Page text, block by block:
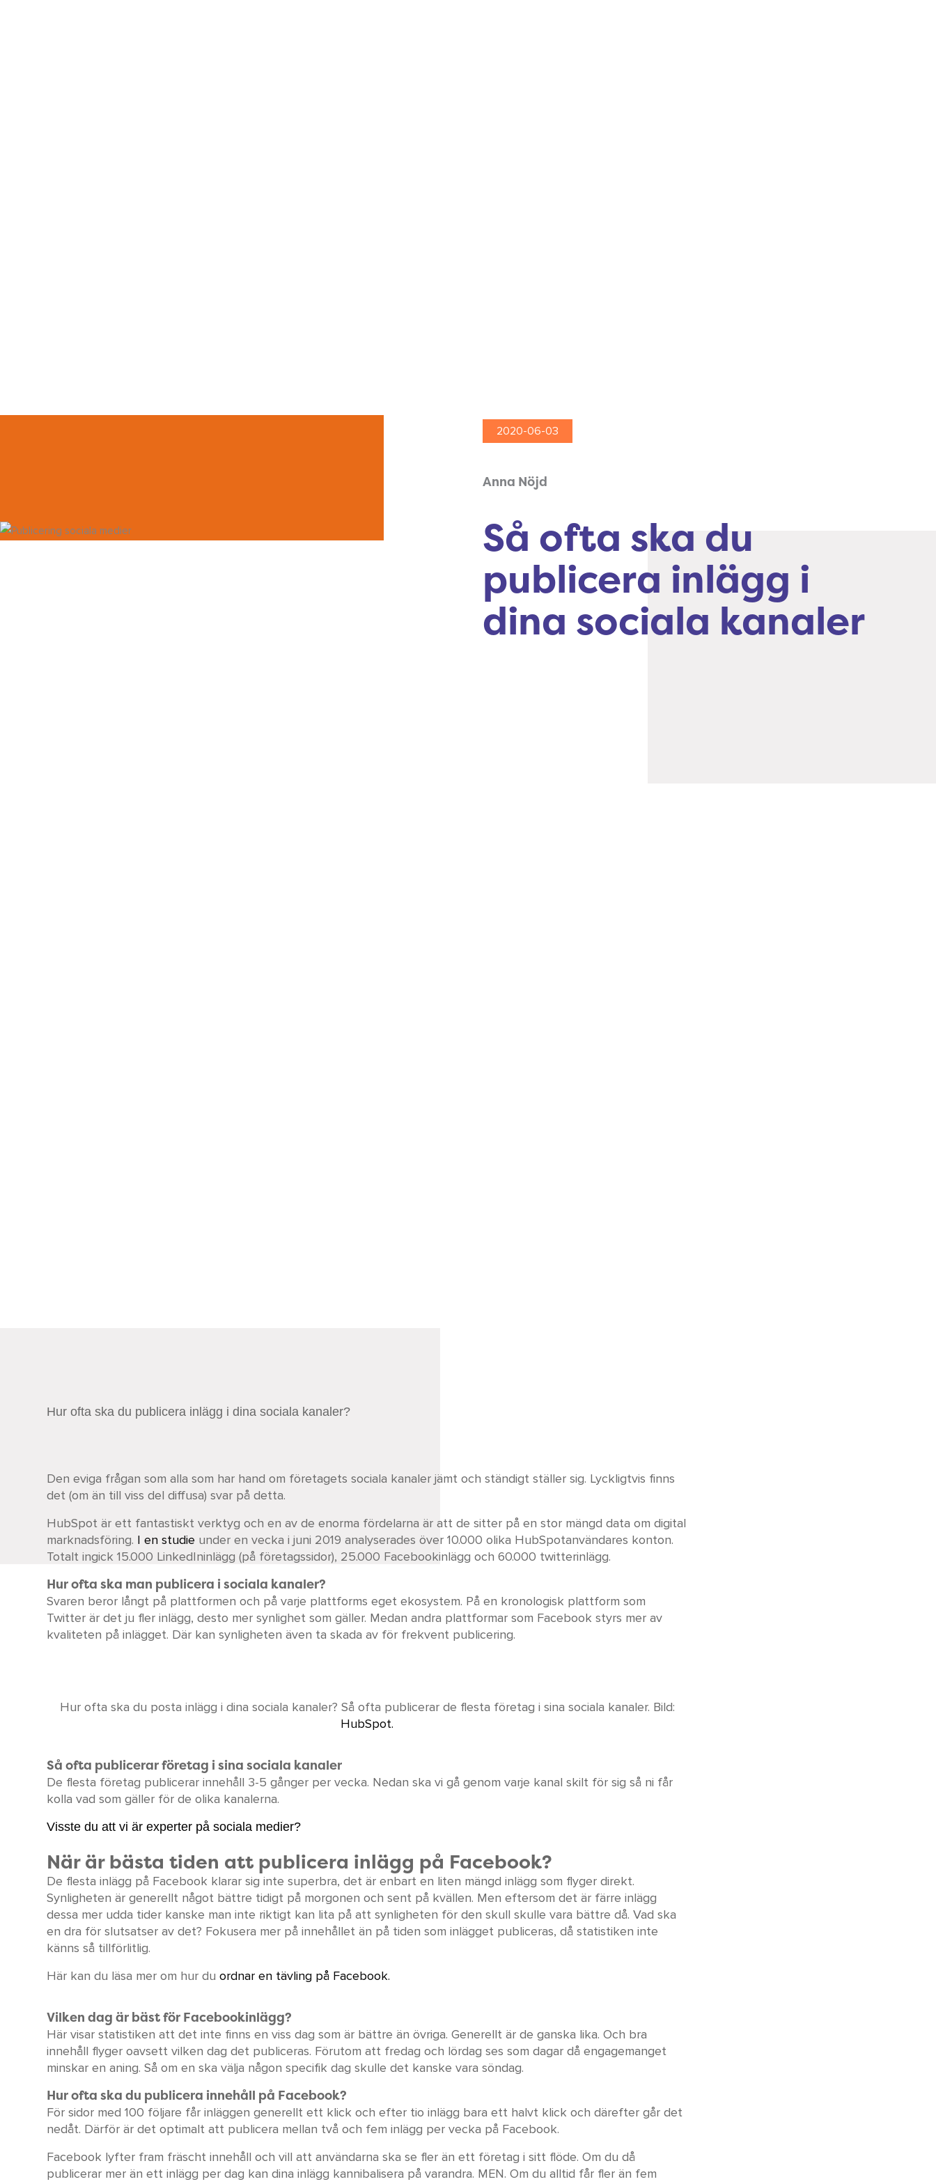
2020-06-03
Anna Nöjd
Så ofta ska du
publicera inlägg i
dina sociala kanaler
Hur ofta ska du publicera inlägg i dina sociala kanaler?
Den eviga frågan som alla som har hand om företagets sociala kanaler jämt och ständigt ställer sig. Lyckligtvis finns
det (om än till viss del diffusa) svar på detta.
HubSpot är ett fantastiskt verktyg och en av de enorma fördelarna är att de sitter på en stor mängd data om digital
marknadsföring. I en studie under en vecka i juni 2019 analyserades över 10.000 olika HubSpotanvändares konton.
Totalt ingick 15.000 LinkedIninlägg (på företagssidor), 25.000 Facebookinlägg och 60.000 twitterinlägg.
Hur ofta ska man publicera i sociala kanaler?
Svaren beror långt på plattformen och på varje plattforms eget ekosystem. På en kronologisk plattform som
Twitter är det ju fler inlägg, desto mer synlighet som gäller. Medan andra plattformar som Facebook styrs mer av
kvaliteten på inlägget. Där kan synligheten även ta skada av för frekvent publicering.
Hur ofta ska du posta inlägg i dina sociala kanaler? Så ofta publicerar de flesta företag i sina sociala kanaler. Bild:
HubSpot.
Så ofta publicerar företag i sina sociala kanaler
De flesta företag publicerar innehåll 3-5 gånger per vecka. Nedan ska vi gå genom varje kanal skilt för sig så ni får
kolla vad som gäller för de olika kanalerna.
Visste du att vi är experter på sociala medier?
När är bästa tiden att publicera inlägg på Facebook?
De flesta inlägg på Facebook klarar sig inte superbra, det är enbart en liten mängd inlägg som flyger direkt.
Synligheten är generellt något bättre tidigt på morgonen och sent på kvällen. Men eftersom det är färre inlägg
dessa mer udda tider kanske man inte riktigt kan lita på att synligheten för den skull skulle vara bättre då. Vad ska
en dra för slutsatser av det? Fokusera mer på innehållet än på tiden som inlägget publiceras, då statistiken inte
känns så tillförlitlig.
Här kan du läsa mer om hur duordnar en tävling på Facebook.
Vilken dag är bäst för Facebookinlägg?
Här visar statistiken att det inte finns en viss dag som är bättre än övriga. Generellt är de ganska lika. Och bra
innehåll flyger oavsett vilken dag det publiceras. Förutom att fredag och lördag ses som dagar då engagemanget
minskar en aning. Så om en ska välja någon specifik dag skulle det kanske vara söndag.
Hur ofta ska du publicera innehåll på Facebook?
För sidor med 100 följare får inläggen generellt ett klick och efter tio inlägg bara ett halvt klick och därefter går det
nedåt. Därför är det optimalt att publicera mellan två och fem inlägg per vecka på Facebook.
Facebook lyfter fram fräscht innehåll och vill att användarna ska se fler än ett företag i sitt flöde. Om du då
publicerar mer än ett inlägg per dag kan dina inlägg kannibalisera på varandra. MEN. Om du alltid får fler än fem